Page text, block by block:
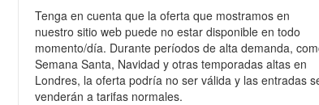
Tenga en cuenta que la oferta que mostramos en
nuestro sitio web puede no estar disponible en todo
momento/día. Durante períodos de alta demanda,
Semana Santa, Navidad y otras temporadas altas en
Londres, la oferta podría no ser válida y las entradas
venderán a tarifas normales.